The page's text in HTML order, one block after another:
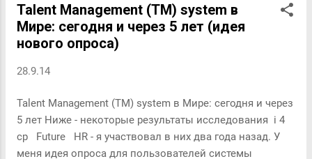
дистанционного обучения), учебный портал или
комплексный HR-портал и автоматизировать: •
Дистанционное обучение и тестирование • Оценку и
обратную связь 360°, управление по целям, оценку по
(опросы, форумы, встроенная социальная сеть и т.п.) •
Подбор персонала и адаптацию сотрудников • Очное
обучение и всю деятельность учебного центра
Talent Management (TM) system в
Мире: сегодня и через 5 лет (идея
нового опроса)
28.9.14
Talent Management (TM) system в Мире: сегодня и через
5 лет Ниже - некоторые результаты исследования i 4
cp Future HR - я участвовал в них два года назад. У
меня идея опроса для пользователей системы